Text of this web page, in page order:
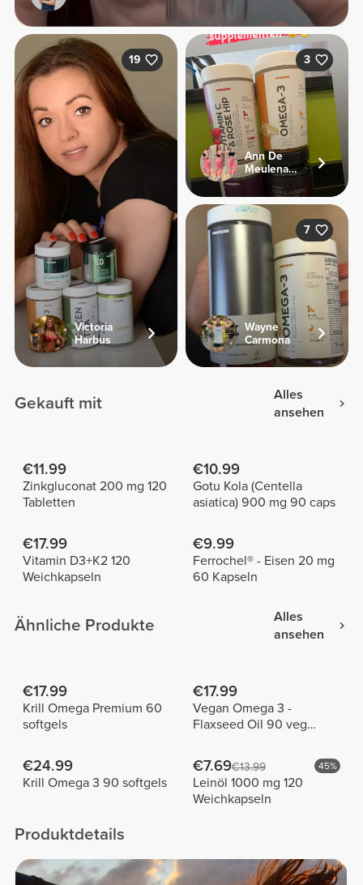
19
Victoria
Harbus
3
Ann De
Meulenaere
7
Wayne
Carmona
Gekauft mit
Alles
ansehen
€11.99
Zinkgluconat 200 mg 120
Tabletten
€10.99
Gotu Kola (Centella
asiatica) 900 mg 90 caps
€17.99
Vitamin D3+K2 120
Weichkapseln
€9.99
Ferrochel® - Eisen 20 mg
60 Kapseln
Ähnliche Produkte
Alles
ansehen
€17.99
Krill Omega Premium 60
softgels
€17.99
Vegan Omega 3 -
Flaxseed Oil 90 veg
€24.99
Krill Omega 3 90 softgels
€7.69€13.99 45%
Leinöl 1000 mg 120
Weichkapseln
Produktdetails